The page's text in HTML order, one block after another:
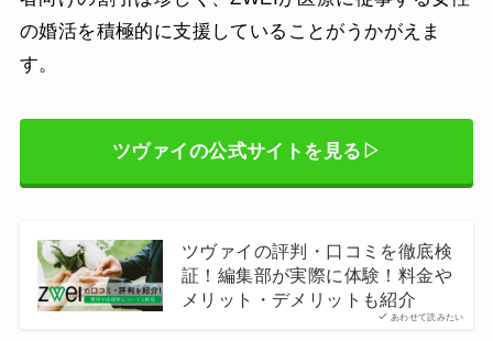
の婚活を積極的に支援していることがうかがえま
す。
ツヴァイの公式サイトを見る▷
あわせて読みたい
ツヴァイの評判・口コミを徹底検
証！編集部が実際に体験！料金や
メリット・デメリットも紹介